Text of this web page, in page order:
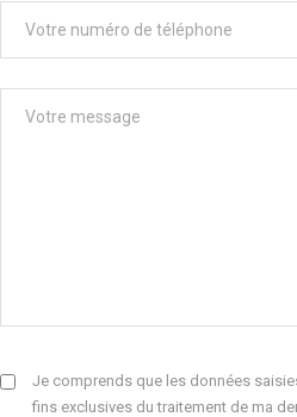
Je comprends que les données
fins exclusives du traitement de ma